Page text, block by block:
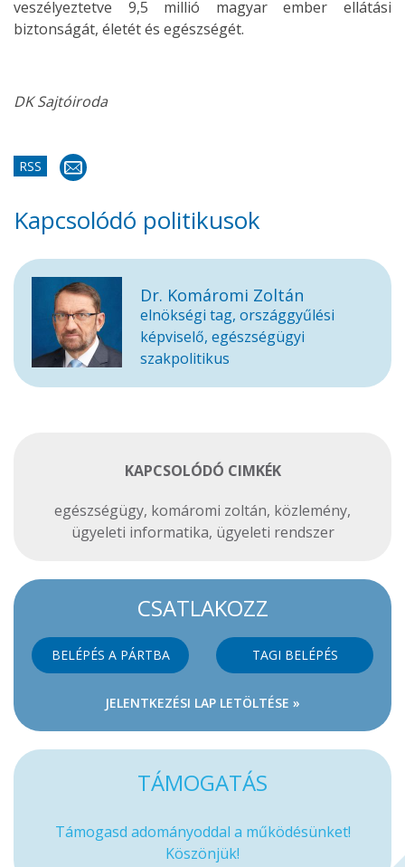
veszélyeztetve 9,5 millió magyar ember ellátási
biztonságát, életét és egészségét.
DK Sajtóiroda
RSS
Kapcsolódó politikusok
Dr. Komáromi Zoltán
elnökségi tag, országgyűlési
képviselő, egészségügyi
szakpolitikus
KAPCSOLÓDÓ CIMKÉK
egészségügy, komáromi zoltán, közlemény,
ügyeleti informatika, ügyeleti rendszer
CSATLAKOZZ
BELÉPÉS A PÁRTBA TAGI BELÉPÉS
JELENTKEZÉSI LAP LETÖLTÉSE »
TÁMOGATÁS
Támogasd adományoddal a működésünket!
Köszönjük!